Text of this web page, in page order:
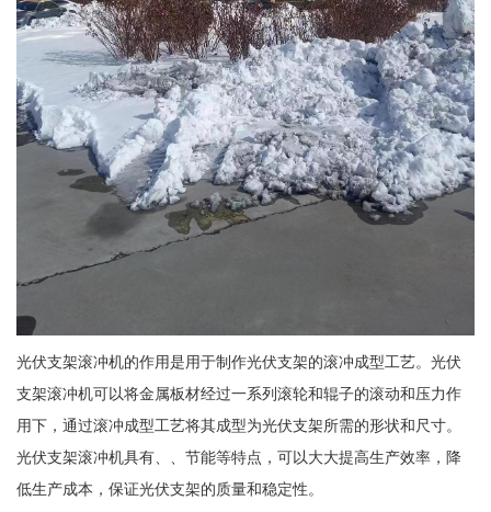
光伏支架滚冲机的作用是用于制作光伏支架的滚冲成型工艺。光伏
支架滚冲机可以将金属板材经过一系列滚轮和辊子的滚动和压力作
用下，通过滚冲成型工艺将其成型为光伏支架所需的形状和尺寸。
光伏支架滚冲机具有、、节能等特点，可以大大提高生产效率，降
低生产成本，保证光伏支架的质量和稳定性。